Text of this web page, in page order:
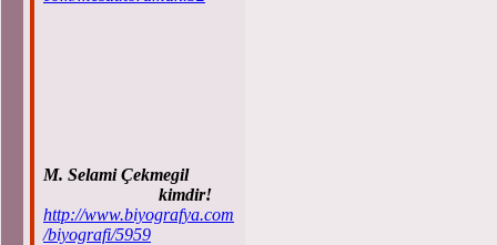
M. Selami Çekmegil
kimdir!
http://www.biyografya.com
/biyografi/5959